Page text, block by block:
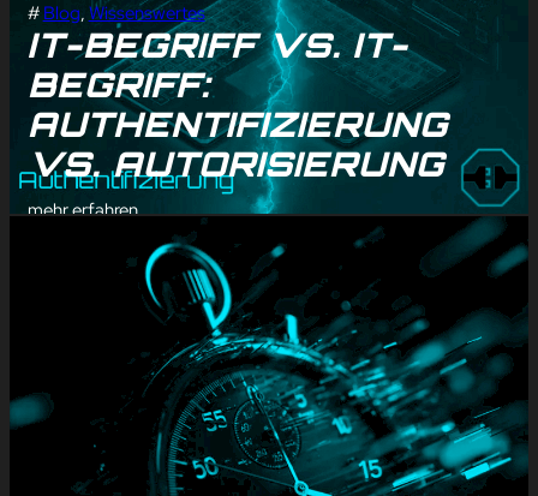
# Blog, Wissenswertes
IT-BEGRIFF VS. IT-
BEGRIFF:
AUTHENTIFIZIERUNG
VS. AUTORISIERUNG
mehr erfahren